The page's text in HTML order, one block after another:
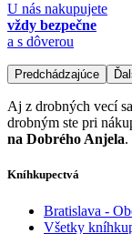
U nás nakupujete
vždy bezpečne
a s dôverou
Predchádzajúce
Aj z drobných vecí
drobným ste pri
na Dobrého Anjela.
Kníhkupectvá
Bratislava -
Všetky